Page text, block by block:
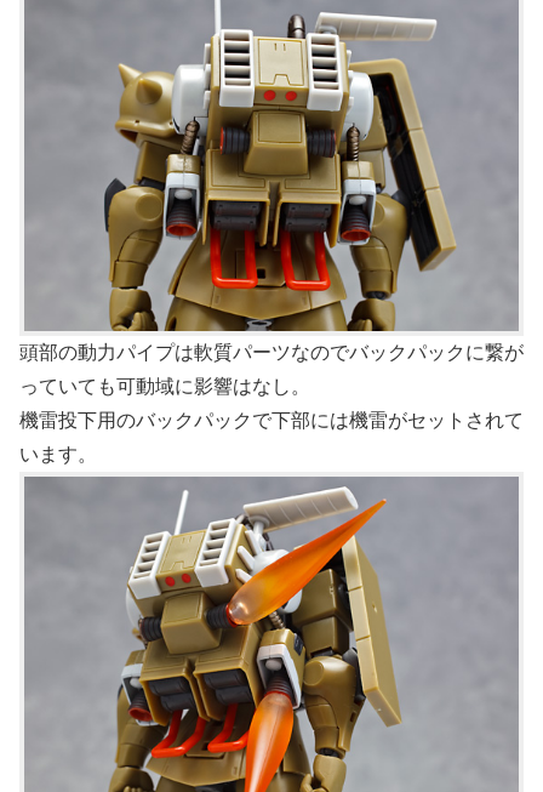
頭部の動力パイプは軟質パーツなのでバックパックに繋が
っていても可動域に影響はなし。
機雷投下用のバックパックで下部には機雷がセットされて
います。